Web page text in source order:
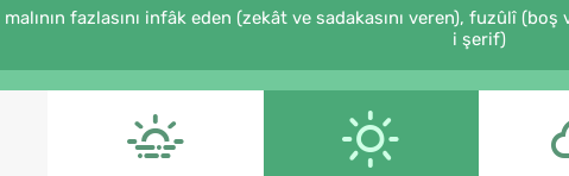
fazlasını infâk eden (zekât ve sadakasını veren), fuzûlî
i şerif)